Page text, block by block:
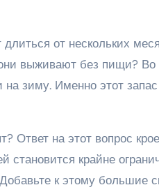
от нескольких
выживают без пищи?
на зиму. Именно этот
Ответ на этот вопрос
крайне
к этому большие